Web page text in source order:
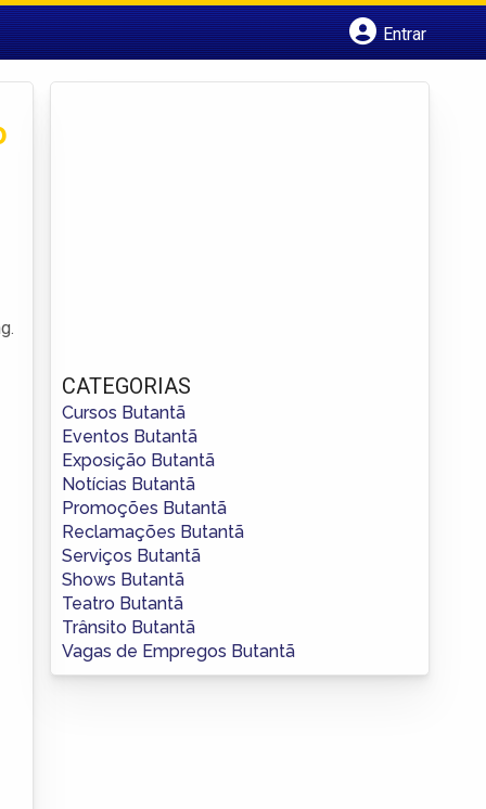
Entrar
CATEGORIAS
Cursos Butantã
Eventos Butantã
Exposição Butantã
Notícias Butantã
Promoções Butantã
Reclamações Butantã
Serviços Butantã
Shows Butantã
Teatro Butantã
Trânsito Butantã
Vagas de Empregos Butantã